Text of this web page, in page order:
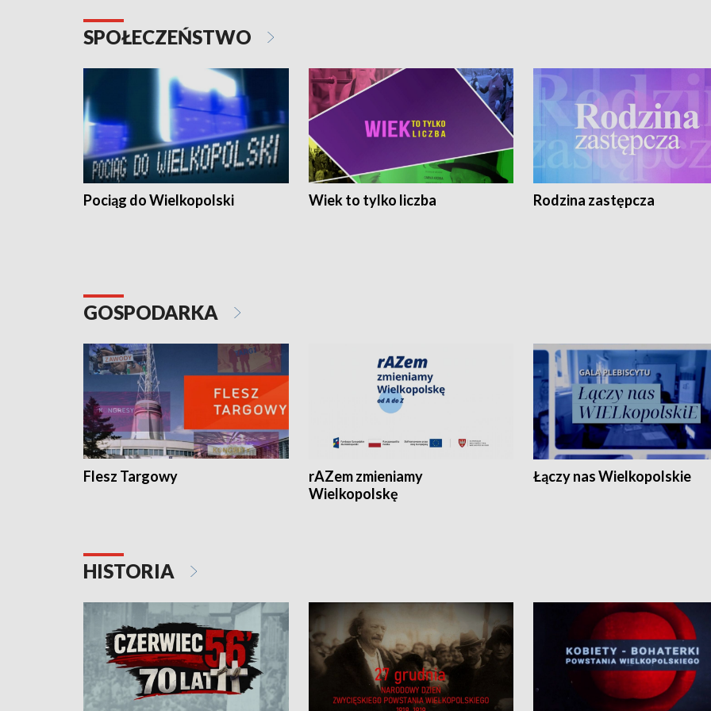
SPOŁECZEŃSTWO
Pociąg do Wielkopolski Wiek to tylko liczba Rodzina zastępcza
GOSPODARKA
Flesz Targowy
rAZem zmieniamy
Wielkopolskę
Łączy nas Wielkopolskie
HISTORIA